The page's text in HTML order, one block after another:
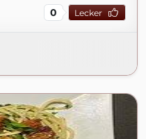
0 Lecker